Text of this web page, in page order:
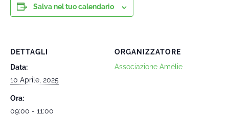
Salva nel tuo calendario
DETTAGLI
Data:
10 Aprile, 2025
Ora:
09:00 - 11:00
ORGANIZZATORE
Associazione Amélie